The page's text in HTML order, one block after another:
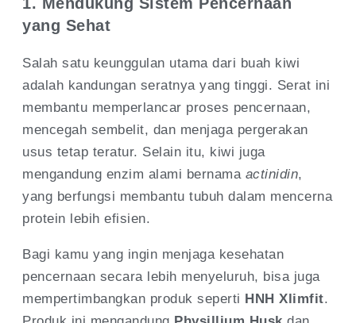
yang Sehat
Salah satu keunggulan utama dari buah kiwi
adalah kandungan seratnya yang tinggi. Serat ini
membantu memperlancar proses pencernaan,
mencegah sembelit, dan menjaga pergerakan
usus tetap teratur. Selain itu, kiwi juga
mengandung enzim alami bernama actinidin,
yang berfungsi membantu tubuh dalam mencerna
protein lebih efisien.
Bagi kamu yang ingin menjaga kesehatan
pencernaan secara lebih menyeluruh, bisa juga
mempertimbangkan produk seperti HNH Xlimfit.